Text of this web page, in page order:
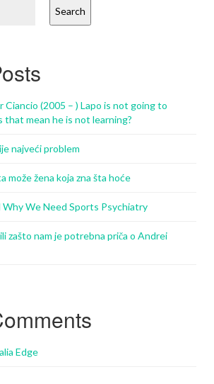
Search
Ciancio (2005 – ) Lapo is not going to
that mean he is not learning?
najveći problem
može žena koja zna šta hoće
Why We Need Sports Psychiatry
zašto nam je potrebna priča o Andrei
Edge